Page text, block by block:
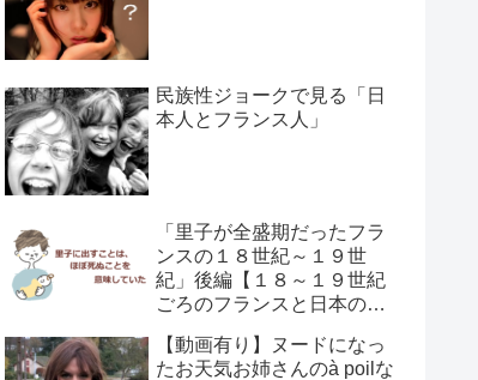
民族性ジョークで見る「日
本人とフランス人」
「里子が全盛期だったフラ
ンスの１８世紀～１９世
紀」後編【１８～１９世紀
ごろのフランスと日本の子
【動画有り】ヌードになっ
たお天気お姉さんのà poilな